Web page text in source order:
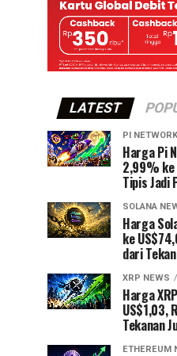
LATEST
PI
Harga Pi
2,99% ke
Tipis Jadi
SOLANA
Harga
ke
dari
XRP NEWS
Harga
US$1,03,
Tekanan
ETHEREUM